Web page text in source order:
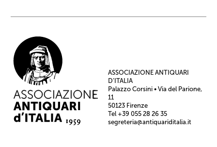
ASSOCIAZIONE ANTIQUARI
D’ITALIA
Palazzo Corsini • Via del Parione,
11
50123 Firenze
Tel +39 055 28 26 35
segreteria@antiquariditalia.it